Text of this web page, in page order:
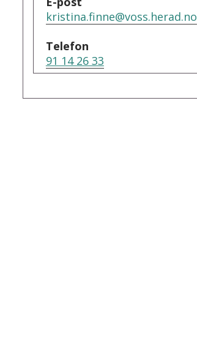
kristina.finne@voss.herad.no
Telefon
91 14 26 33